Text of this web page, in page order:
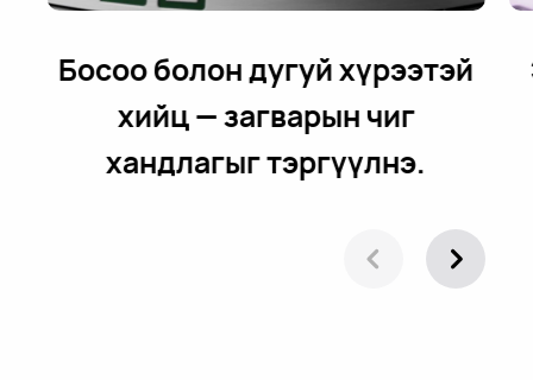
Босоо болон дугуй хүрээтэй
хийц⁠ — загварын чиг
хандлагыг тэргүүлнэ.